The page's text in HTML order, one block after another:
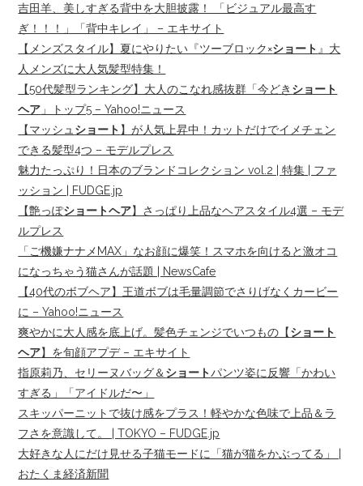
吉田羊、美しすぎる背中を大胆披露！ 「ビジュアル最高す
ぎ！！！」「背中キレイ」 – エキサイト
【メンズスタイル】夏にやりたい『ツーブロック×ショート 』大
人メンズに大人気髪型特集！
【50代髪型ランキング】大人のこなれ感抜群「今どき ショート
ヘア 」トップ5 – Yahoo!ニュース
【マッシュ ショート 】が人気上昇中！カットだけでイメチェン
できる髪型4つ – モデルプレス
魅力たっぷり！日本のブランドコレクション vol.2 | 特集 | ファ
ッション | FUDGE.jp
【艶っぽショートヘア】さっぱり上品なヘアスタイル4選 – モデ
ルプレス
「ご機嫌ナナメMAX」なお顔に爆笑！スマホを向けると激オコ
になっちゃう猫さんが話題 | NewsCafe
【40代のボブヘア】王道ボブは毛量調節でさりげなくカービー
に – Yahoo!ニュース
爽やかに大人感を底上げ。髪色チェンジでいつもの【ショート
ヘア】を旬顔アプデ – エキサイト
指原莉乃、セリーヌバッグ＆ ショートパンツ姿に反響「かわい
すぎる」「アイドルだ〜」
スキッパーニットで抜け感をプラス！軽やかな色味で上品＆ラ
フさを意識して。 | TOKYO – FUDGE.jp
大好きな人にだけ見せる子猫モードに「猫が猫をかぶってる」 |
おたくま経済新聞